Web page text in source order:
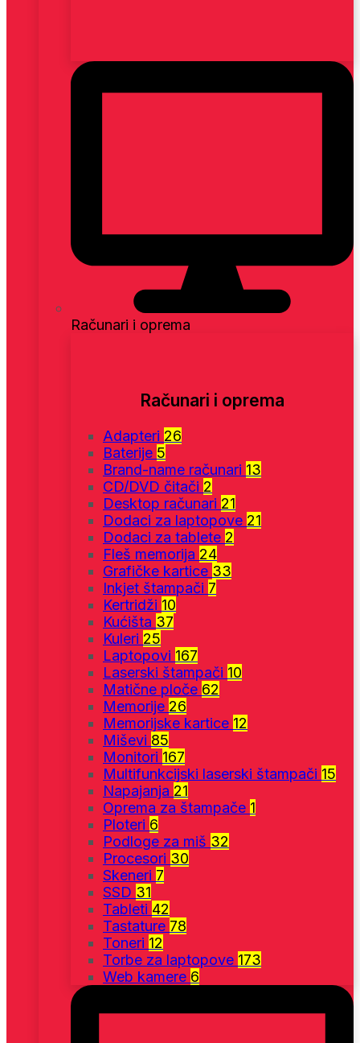
Računari i oprema
Računari i oprema
Adapteri 26
Baterije 5
Brand-name računari 13
CD/DVD čitači 2
Desktop računari 21
Dodaci za laptopove 21
Dodaci za tablete 2
Fleš memorija 24
Grafičke kartice 33
Inkjet štampači 7
Kertridži 10
Kućišta 37
Kuleri 25
Laptopovi 167
Laserski štampači 10
Matične ploče 62
Memorije 26
Memorijske kartice 12
Miševi 85
Monitori 167
Multifunkcijski laserski štampači 15
Napajanja 21
Oprema za štampače 1
Ploteri 6
Podloge za miš 32
Procesori 30
Skeneri 7
SSD 31
Tableti 42
Tastature 78
Toneri 12
Torbe za laptopove 173
Web kamere 6